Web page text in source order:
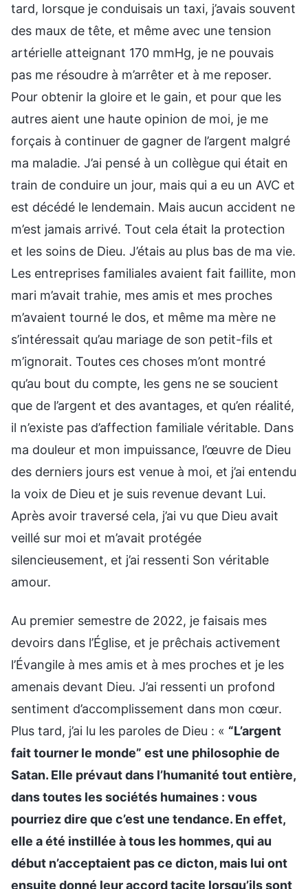
tard, lorsque je conduisais un taxi, j’avais souvent
des maux de tête, et même avec une tension
artérielle atteignant 170 mmHg, je ne pouvais
pas me résoudre à m’arrêter et à me reposer.
Pour obtenir la gloire et le gain, et pour que les
autres aient une haute opinion de moi, je me
forçais à continuer de gagner de l’argent malgré
ma maladie. J’ai pensé à un collègue qui était en
train de conduire un jour, mais qui a eu un AVC et
est décédé le lendemain. Mais aucun accident ne
m’est jamais arrivé. Tout cela était la protection
et les soins de Dieu. J’étais au plus bas de ma vie.
Les entreprises familiales avaient fait faillite, mon
mari m’avait trahie, mes amis et mes proches
m’avaient tourné le dos, et même ma mère ne
s’intéressait qu’au mariage de son petit-fils et
m’ignorait. Toutes ces choses m’ont montré
qu’au bout du compte, les gens ne se soucient
que de l’argent et des avantages, et qu’en réalité,
il n’existe pas d’affection familiale véritable. Dans
ma douleur et mon impuissance, l’œuvre de Dieu
des derniers jours est venue à moi, et j’ai entendu
la voix de Dieu et je suis revenue devant Lui.
Après avoir traversé cela, j’ai vu que Dieu avait
veillé sur moi et m’avait protégée
silencieusement, et j’ai ressenti Son véritable
amour.
Au premier semestre de 2022, je faisais mes
devoirs dans l’Église, et je prêchais activement
l’Évangile à mes amis et à mes proches et je les
amenais devant Dieu. J’ai ressenti un profond
sentiment d’accomplissement dans mon cœur.
Plus tard, j’ai lu les paroles de Dieu : « “L’argent
fait tourner le monde” est une philosophie de
Satan. Elle prévaut dans l’humanité tout entière,
dans toutes les sociétés humaines : vous
pourriez dire que c’est une tendance. En effet,
elle a été instillée à tous les hommes, qui au
début n’acceptaient pas ce dicton, mais lui ont
ensuite donné leur accord tacite lorsqu’ils sont